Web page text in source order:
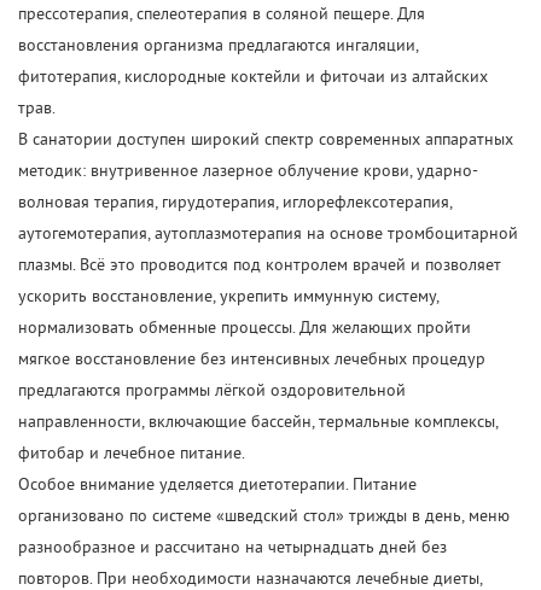
прессотерапия, спелеотерапия в соляной пещере. Для
восстановления организма предлагаются ингаляции,
фитотерапия, кислородные коктейли и фиточаи из алтайских
трав.
В санатории доступен широкий спектр современных аппаратных
методик: внутривенное лазерное облучение крови, ударно-
волновая терапия, гирудотерапия, иглорефлексотерапия,
аутогемотерапия, аутоплазмотерапия на основе тромбоцитарной
плазмы. Всё это проводится под контролем врачей и позволяет
ускорить восстановление, укрепить иммунную систему,
нормализовать обменные процессы. Для желающих пройти
мягкое восстановление без интенсивных лечебных процедур
предлагаются программы лёгкой оздоровительной
направленности, включающие бассейн, термальные комплексы,
фитобар и лечебное питание.
Особое внимание уделяется диетотерапии. Питание
организовано по системе «шведский стол» трижды в день, меню
разнообразное и рассчитано на четырнадцать дней без
повторов. При необходимости назначаются лечебные диеты,